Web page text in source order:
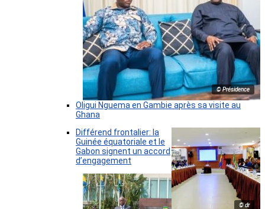
© Présidence
Oligui Nguema en Gambie après sa visite au
Ghana
© dr
Différend frontalier: la
Guinée équatoriale et le
Gabon signent un accord
d’engagement